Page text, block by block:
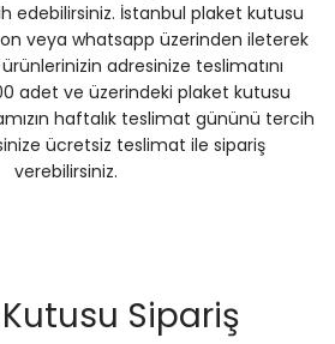
edebilirsiniz. İstanbul plaket kutusu
veya whatsapp üzerinden ileterek
adresinize teslimatını
adet ve üzerindeki plaket kutusu
haftalık teslimat gününü tercih
ücretsiz teslimat ile sipariş
verebilirsiniz.
Sipariş